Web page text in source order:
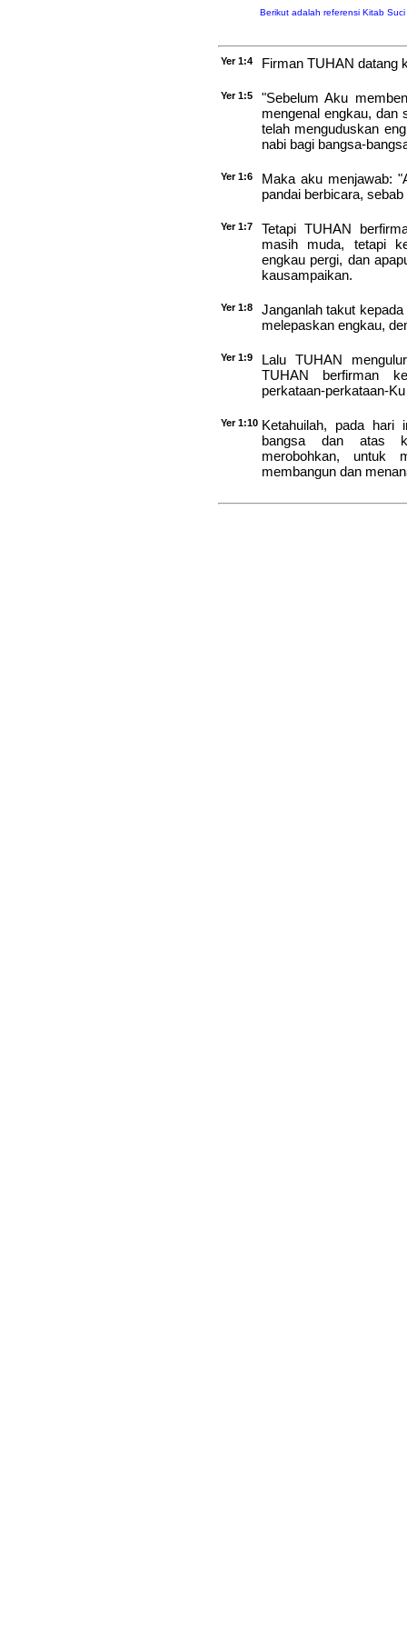
Berikut adalah referensi Kitab
Yer 1:4 Firman TUHAN datang
Yer 1:5
"Sebelum Aku
mengenal engkau, dan
telah menguduskan
nabi bagi bangsa-
Yer 1:6
Maka aku menjawab:
pandai berbicara,
Yer 1:7
Tetapi TUHAN
masih muda, tetapi
engkau pergi, dan
kausampaikan.
Yer 1:8
Janganlah takut
melepaskan engkau,
Yer 1:9
Lalu TUHAN
TUHAN berfirman
perkataan-perkataan-
Yer 1:10 Ketahuilah, pada hari
bangsa dan atas
merobohkan, untuk
membangun dan